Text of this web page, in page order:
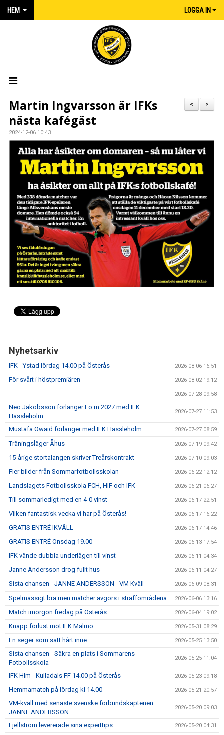
HEM LOGGA IN
HEM
NYHETER
KALENDER
IFK:AREN
KLUBBSHOP INTERSPORT
IFK GER TILLBAKA
50/50 LOTTERIET
IFK TIPSET 2026
>
<
Martin Ingvarsson är IFKs
nästa kafégäst
2024-12-06 10:43
Nyhetsarkiv
IFK - Ystad lördag 14.00 på Österås 2026-08-06 16:51
För svårt i höstpremiären 2026-08-02 19:12
2026-07-28 09:58
Neo Jakobsson förlänger t o m 2027 med IFK
Hässleholm
2026-07-27 11:53
Mustafa Owaid förlänger med IFK Hässleholm 2026-07-27 08:59
Träningsläger Åhus 2026-07-19 09:42
15-årige stortalangen skriver Treårskontrakt 2026-07-10 09:03
Fler bilder från Sommarfotbollsskolan 2026-06-22 12:12
Landslagets Fotbollsskola FCH, HIF och IFK 2026-06-21 06:27
Till sommarledigt med en 4-0 vinst 2026-06-17 22:51
Vilken fantastisk vecka vi har på Österås! 2026-06-17 16:22
GRATIS ENTRÉ IKVÄLL 2026-06-17 14:46
GRATIS ENTRÉ Onsdag 19.00 2026-06-13 17:54
IFK vände dubbla underlägen till vinst 2026-06-11 04:34
Janne Andersson drog fullt hus 2026-06-11 04:27
Sista chansen - JANNE ANDERSSON - VM Kväll 2026-06-09 08:31
Spelmässigt bra men matcher avgörs i straffområdena 2026-06-06 13:16
Match imorgon fredag på Österås 2026-06-04 19:02
Knapp förlust mot IFK Malmö 2026-05-31 08:29
En seger som satt hårt inne 2026-05-25 13:50
Sista chansen - Säkra en plats i Sommarens
Fotbollsskola
2026-05-25 11:04
IFK Hlm - Kulladals FF 14.00 på Österås 2026-05-23 09:18
Hemmamatch på lördag kl 14.00 2026-05-21 20:57
VM-kväll med senaste svenske förbundskaptenen
JANNE ANDERSSON
2026-05-20 09:03
Fjellström levererade sina experttips 2026-05-20 04:31